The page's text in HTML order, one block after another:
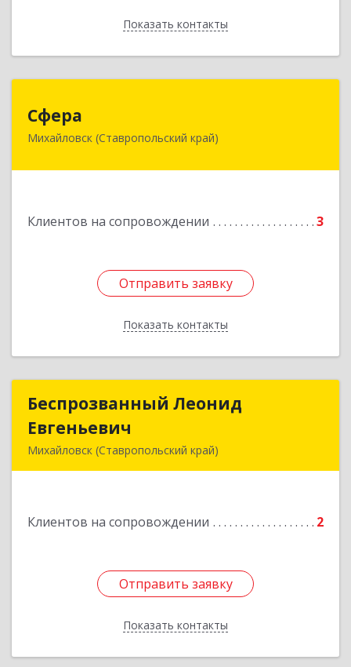
Показать контакты
Назад
Сфера
Михайловск (Ставропольский край)
Клиентов на сопровождении 3
Отправить заявку
Показать контакты
356240, Ставропольский край, Шпаковский р-
Подробнее
Отправить заявку
Назад
Беспрозванный Леонид
Евгеньевич
Михайловск (Ставропольский край)
Клиентов на сопровождении 2
Отправить заявку
Показать контакты
Беспрозванный Леонид
Отправить заявку
Назад